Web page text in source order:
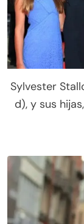
Sylvester
d), y sus